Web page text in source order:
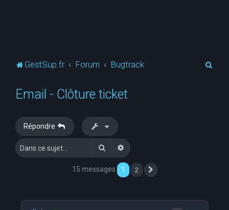
GestSup.fr Forum Bugtrack
Email - Clôture ticket
Répondre
RechercherRecherche avancée
15 messages 1 2